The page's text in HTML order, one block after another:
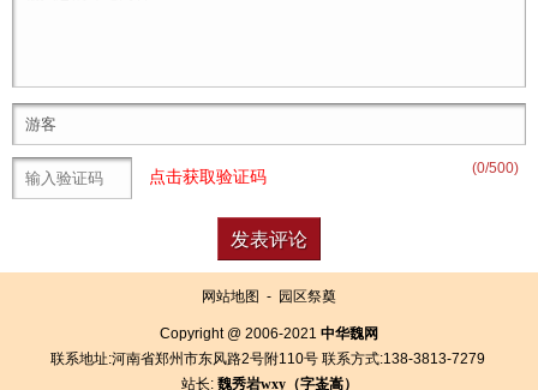
(0/500)
点击获取验证码
网站地图 - 园区祭奠
Copyright @ 2006-2021 中华魏网
联系地址:河南省郑州市东风路2号附110号 联系方式:138-3813-7279
站长: 魏秀岩wxy（字崟嵩）